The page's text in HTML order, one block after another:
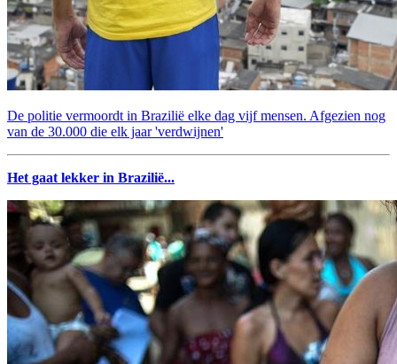
De politie vermoordt in Brazilië elke dag vijf mensen. Afgezien nog
van de 30.000 die elk jaar 'verdwijnen'
Het gaat lekker in Brazilië...